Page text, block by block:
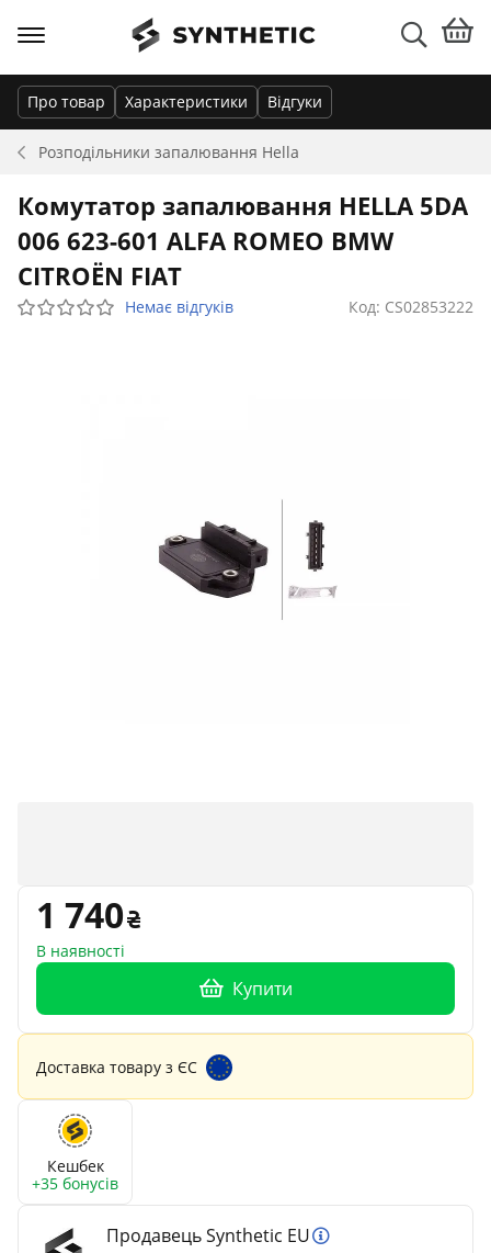
Розподільники запалювання Hella
Про товар Характеристики Відгуки
Комутатор запалювання HELLA 5DA
006 623-601 ALFA ROMEO BMW
CITROËN FIAT
Немає відгуків Код: CS02853222
1 740
В наявності
Купити
Доставка товару з ЄС
Кешбек
+35 бонусів
Продавець Synthetic EU